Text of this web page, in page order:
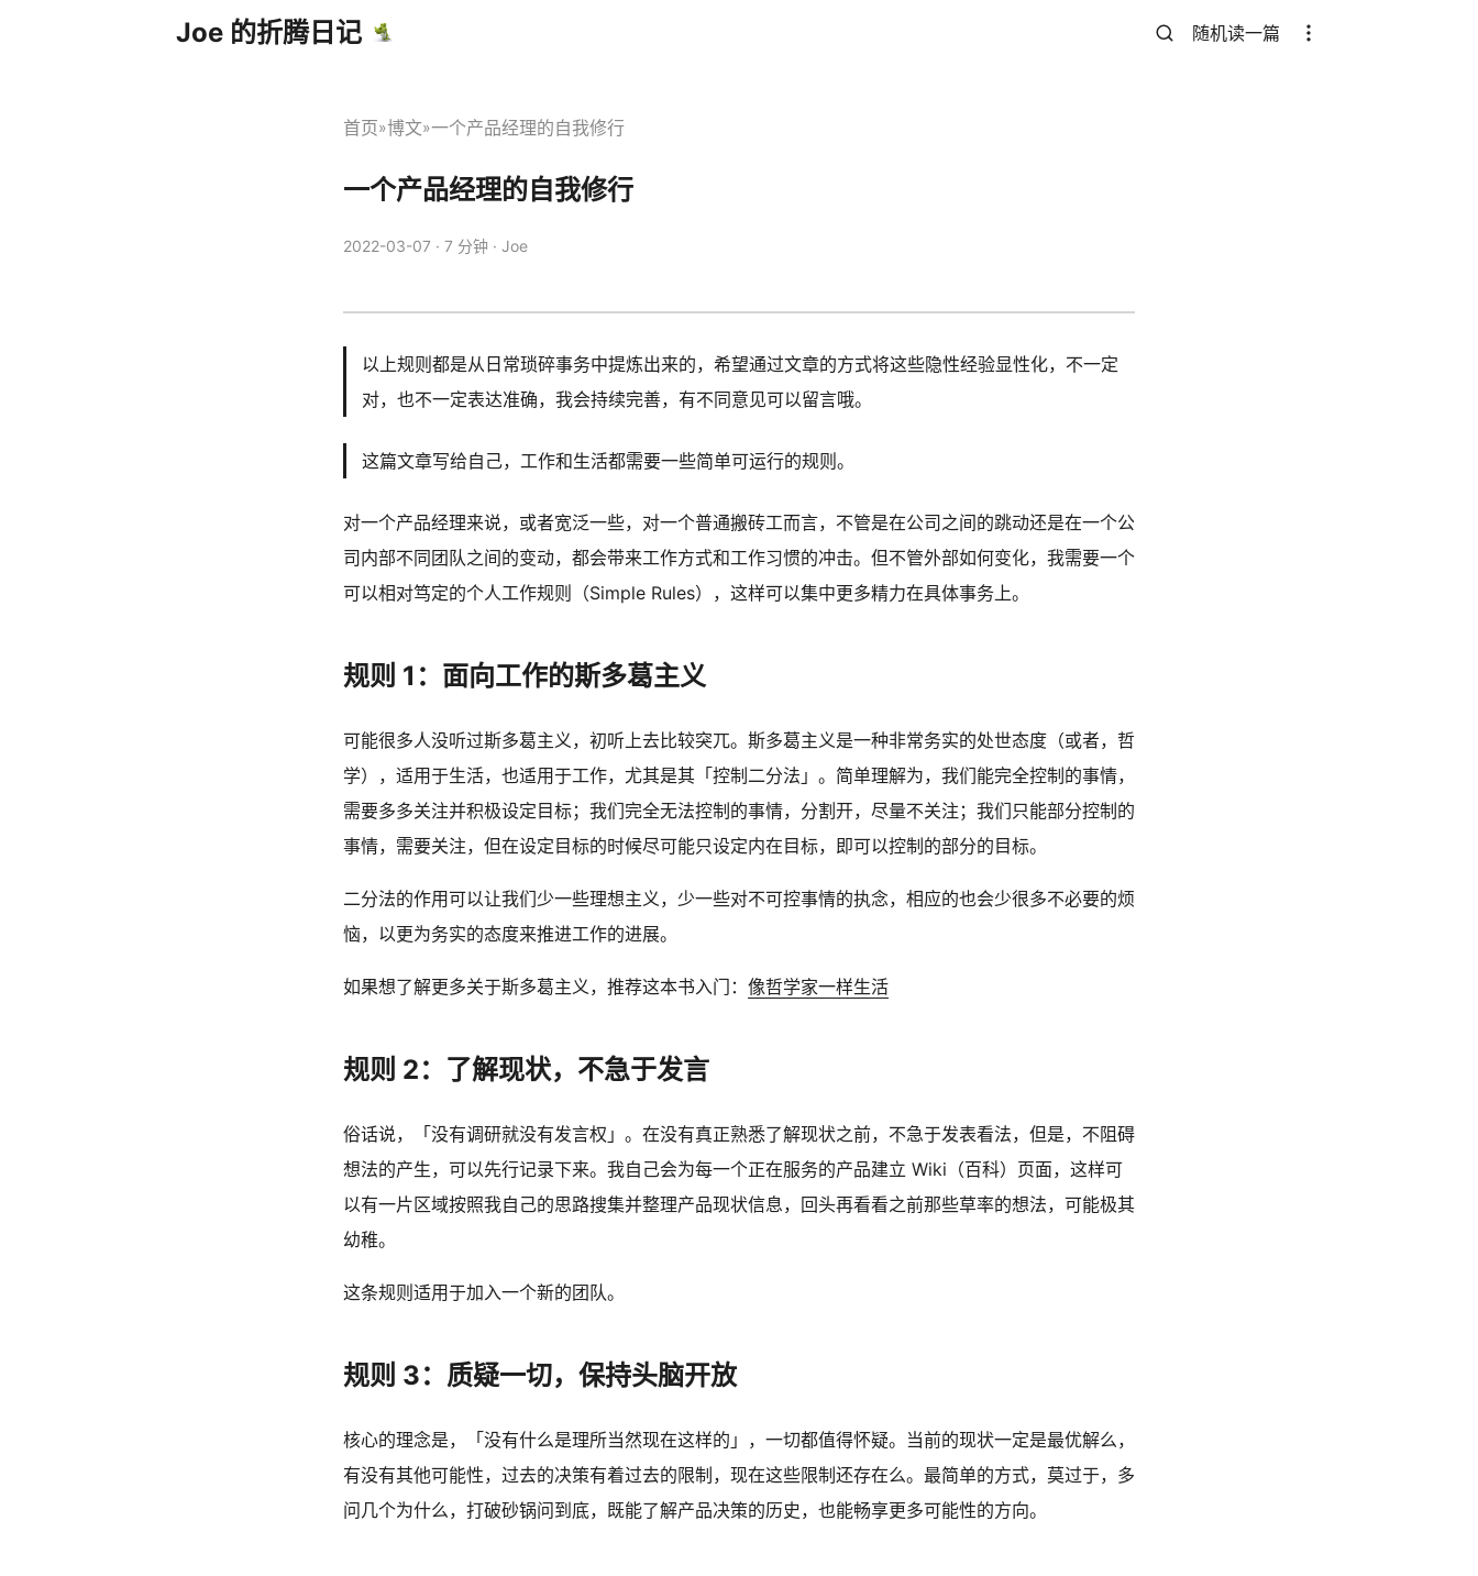
Joe 的折腾日记 随机读一篇
首页»博文»一个产品经理的自我修行
一个产品经理的自我修行
2022-03-07 · 7 分钟 · Joe
以上规则都是从日常琐碎事务中提炼出来的，希望通过文章的方式将这些隐性经验显性化，不一定
对，也不一定表达准确，我会持续完善，有不同意见可以留言哦。
这篇文章写给自己，工作和生活都需要一些简单可运行的规则。
对一个产品经理来说，或者宽泛一些，对一个普通搬砖工而言，不管是在公司之间的跳动还是在一个公
司内部不同团队之间的变动，都会带来工作方式和工作习惯的冲击。但不管外部如何变化，我需要一个
可以相对笃定的个人工作规则（Simple Rules），这样可以集中更多精力在具体事务上。
规则 1：面向工作的斯多葛主义
可能很多人没听过斯多葛主义，初听上去比较突兀。斯多葛主义是一种非常务实的处世态度（或者，哲
学），适用于生活，也适用于工作，尤其是其「控制二分法」。简单理解为，我们能完全控制的事情，
需要多多关注并积极设定目标；我们完全无法控制的事情，分割开，尽量不关注；我们只能部分控制的
事情，需要关注，但在设定目标的时候尽可能只设定内在目标，即可以控制的部分的目标。
二分法的作用可以让我们少一些理想主义，少一些对不可控事情的执念，相应的也会少很多不必要的烦
恼，以更为务实的态度来推进工作的进展。
如果想了解更多关于斯多葛主义，推荐这本书入门： 像哲学家一样生活
规则 2：了解现状，不急于发言
俗话说，「没有调研就没有发言权」。在没有真正熟悉了解现状之前，不急于发表看法，但是，不阻碍
想法的产生，可以先行记录下来。我自己会为每一个正在服务的产品建立 Wiki（百科）页面，这样可
以有一片区域按照我自己的思路搜集并整理产品现状信息，回头再看看之前那些草率的想法，可能极其
幼稚。
这条规则适用于加入一个新的团队。
规则 3：质疑一切，保持头脑开放
核心的理念是，「没有什么是理所当然现在这样的」，一切都值得怀疑。当前的现状一定是最优解么，
有没有其他可能性，过去的决策有着过去的限制，现在这些限制还存在么。最简单的方式，莫过于，多
问几个为什么，打破砂锅问到底，既能了解产品决策的历史，也能畅享更多可能性的方向。